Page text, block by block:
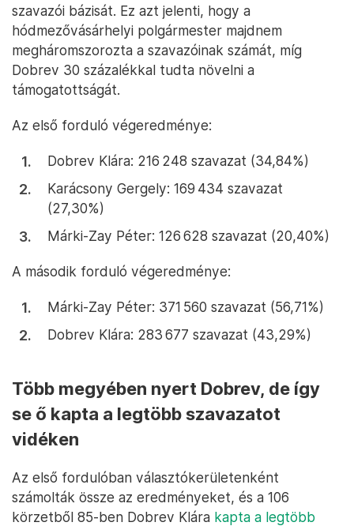
szavazói bázisát. Ez azt jelenti, hogy a
hódmezővásárhelyi polgármester majdnem
megháromszorozta a szavazóinak számát, míg
Dobrev 30 százalékkal tudta növelni a
támogatottságát.
Az első forduló végeredménye:
Dobrev Klára: 216 248 szavazat (34,84%)
Karácsony Gergely: 169 434 szavazat
(27,30%)
Márki-Zay Péter: 126 628 szavazat (20,40%)
A második forduló végeredménye:
Márki-Zay Péter: 371 560 szavazat (56,71%)
Dobrev Klára: 283 677 szavazat (43,29%)
Több megyében nyert Dobrev, de így
se ő kapta a legtöbb szavazatot
vidéken
Az első fordulóban választókerületenként
számolták össze az eredményeket, és a 106
körzetből 85-ben Dobrev Klára kapta a legtöbb